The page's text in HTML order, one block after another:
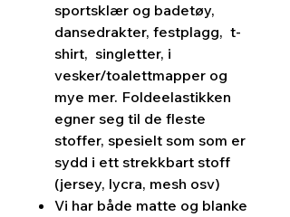
sportsklær og badetøy,
dansedrakter, festplagg, t-
shirt, singletter, i
vesker/toalettmapper og
mye mer. Foldeelastikken
egner seg til de fleste
stoffer, spesielt som som er
sydd i ett strekkbart stoff
(jersey, lycra, mesh osv)
Vi har både matte og blanke